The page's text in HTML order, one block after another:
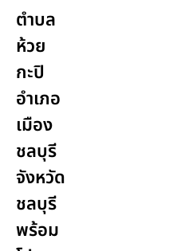
ตำบล
ห้วย
กะปิ
อำเภอ
เมือง
ชลบุรี
จังหวัด
ชลบุรี
พร้อม